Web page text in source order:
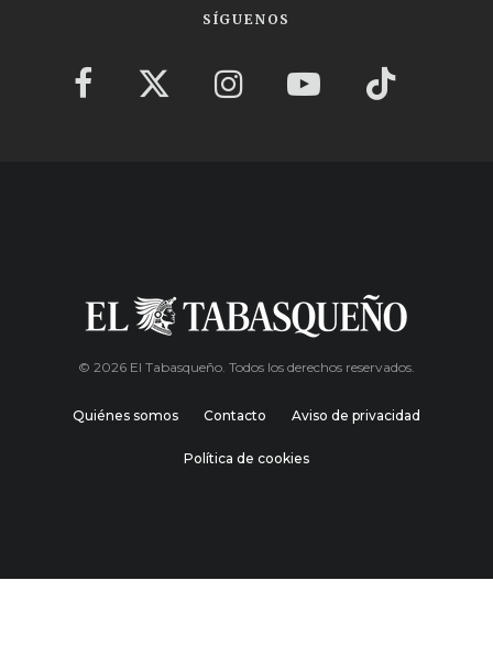
SÍGUENOS
© 2026 El Tabasqueño. Todos los derechos reservados.
Quiénes somos Contacto Aviso de privacidad
Política de cookies